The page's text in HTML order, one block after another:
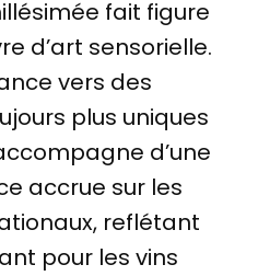
fait figure
d’art sensorielle.
vers des
plus uniques
d’une
accrue sur les
reflétant
pour les vins